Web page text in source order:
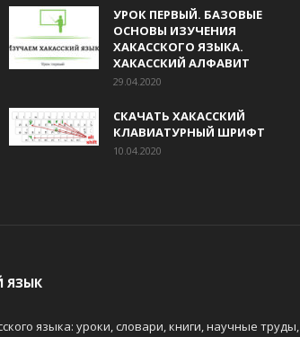
УРОК ПЕРВЫЙ. БАЗОВЫЕ
ОСНОВЫ ИЗУЧЕНИЯ
ХАКАССКОГО ЯЗЫКА.
ХАКАССКИЙ АЛФАВИТ
29.04.2020
СКАЧАТЬ ХАКАССКИЙ
КЛАВИАТУРНЫЙ ШРИФТ
10.04.2020
ЯЗЫК
языка: уроки, словари, книги, научные труды,